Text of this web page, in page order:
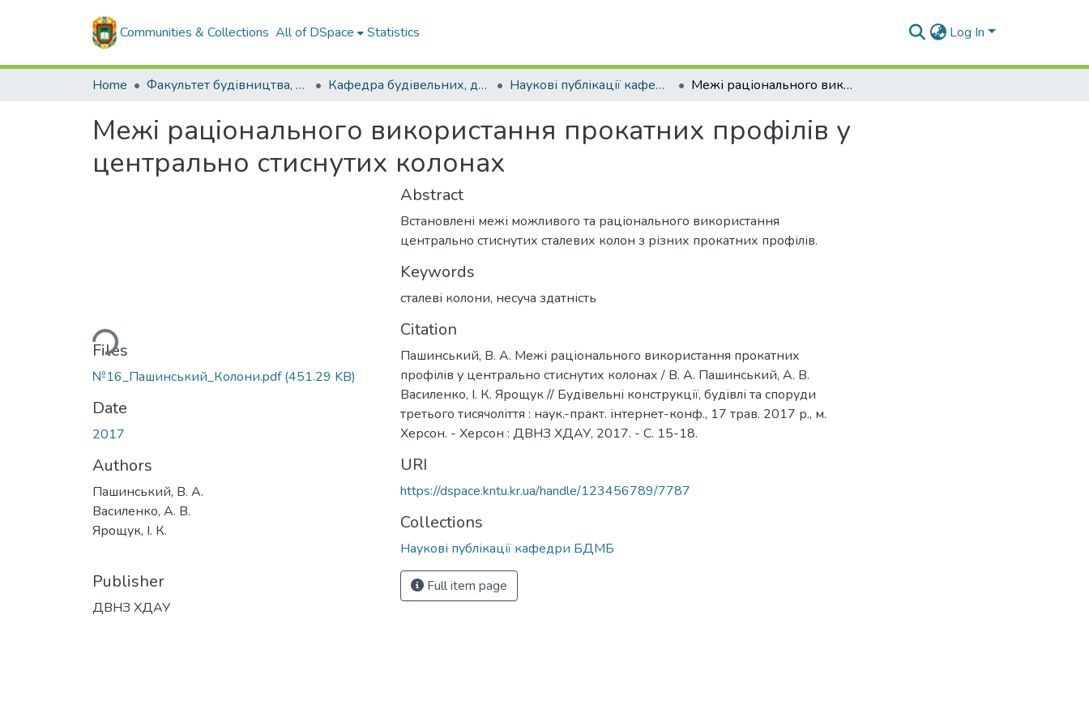
Communities & Collections All of DSpace Statistics Log In
Home Факультет будівництва, транспорту та енергетики Кафедра будівельних, дорожніх машин та будівництва Наукові публікації кафедри БДМБ Межі раціонального використання прокатних профілів у центрально стиснутих колонах
Межі раціонального використання прокатних профілів у
центрально стиснутих колонах
Loading...
Files
№16_Пашинський_Колони.pdf(451.29 KB)
Date
2017
Authors
Пашинський, В. А.
Василенко, А. В.
Ярощук, І. К.
Publisher
ДВНЗ ХДАУ
Abstract
Встановлені межі можливого та раціонального використання
центрально стиснутих сталевих колон з різних прокатних профілів.
Keywords
сталеві колони, несуча здатність
Citation
Пашинський, В. А. Межі раціонального використання прокатних
профілів у центрально стиснутих колонах / В. А. Пашинський, А. В.
Василенко, І. К. Ярощук // Будівельні конструкції, будівлі та споруди
третього тисячоліття : наук.-практ. інтернет-конф., 17 трав. 2017 р., м.
Херсон. - Херсон : ДВНЗ ХДАУ, 2017. - С. 15-18.
URI
https://dspace.kntu.kr.ua/handle/123456789/7787
Collections
Наукові публікації кафедри БДМБ
Full item page